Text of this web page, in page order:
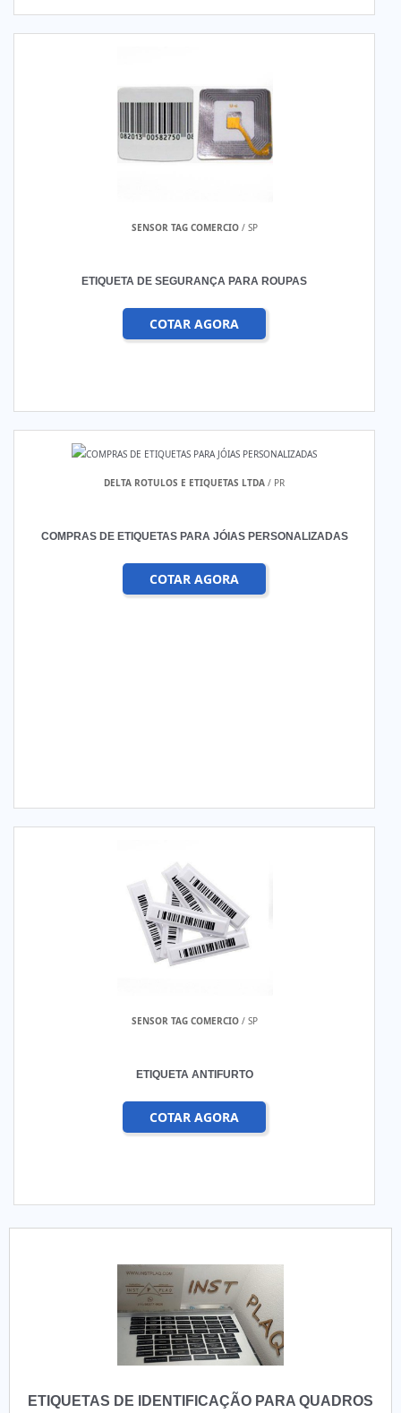
SENSOR TAG COMERCIO/ SP
ETIQUETA DE SEGURANÇA PARA ROUPAS
COTAR AGORA
DELTA ROTULOS E ETIQUETAS LTDA / PR
COMPRAS DE ETIQUETAS PARA JÓIAS PERSONALIZADAS
COTAR AGORA
SENSOR TAG COMERCIO/ SP
ETIQUETA ANTIFURTO
COTAR AGORA
ETIQUETAS DE IDENTIFICAÇÃO PARA QUADROS